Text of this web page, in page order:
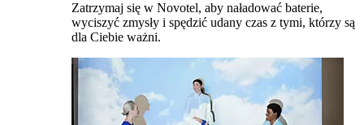
Zatrzymaj się w Novotel, aby naładować baterie,
wyciszyć zmysły i spędzić udany czas z tymi, którzy są
dla Ciebie ważni.